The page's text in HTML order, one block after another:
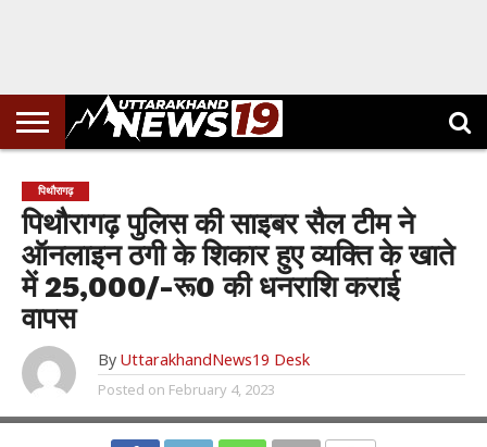
पिथौरागढ़
पिथौरागढ़ पुलिस की साइबर सैल टीम ने
ऑनलाइन ठगी के शिकार हुए व्यक्ति के खाते
में 25,000/-रू0 की धनराशि कराई
वापस
By UttarakhandNews19 Desk
Posted on February 4, 2023